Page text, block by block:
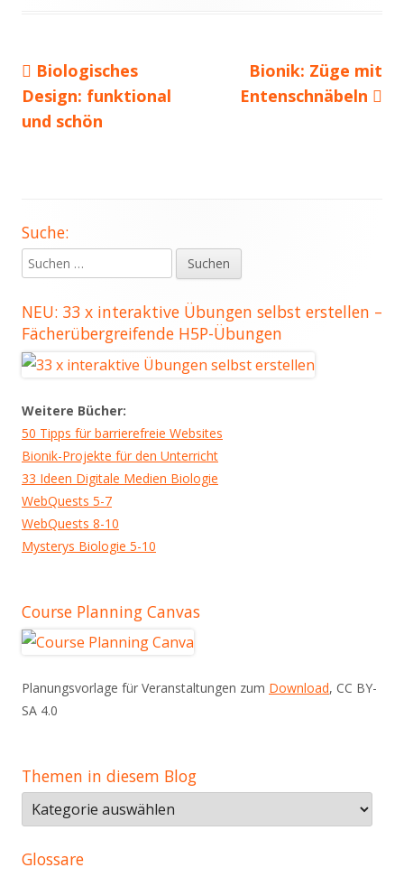
Beitragsnavigation
Vorheriger
Beitrag:
Biologisches
Design: funktional
und schön
Nächster
Beitrag
Bionik: Züge mit
Entenschnäbeln
Haupt-
Seitenleiste
Suche:
Suchen
nach:
NEU: 33 x interaktive Übungen selbst erstellen –
Fächerübergreifende H5P-Übungen
Weitere Bücher:
50 Tipps für barrierefreie Websites
Bionik-Projekte für den Unterricht
33 Ideen Digitale Medien Biologie
WebQuests 5-7
WebQuests 8-10
Mysterys Biologie 5-10
Course Planning Canvas
Planungsvorlage für Veranstaltungen zum Download, CC BY-
SA 4.0
Themen in diesem Blog
Themen
in
diesem
Glossare